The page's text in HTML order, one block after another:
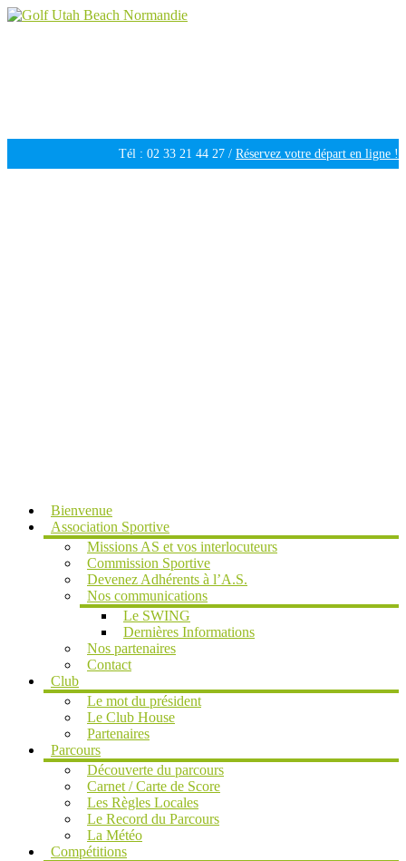
Tél : 02 33 21 44 27 / Réservez votre départ en ligne !
Bienvenue
Association Sportive
Missions AS et vos interlocuteurs
Commission Sportive
Devenez Adhérents à l’A.S.
Nos communications
Le SWING
Dernières Informations
Nos partenaires
Contact
Club
Le mot du président
Le Club House
Partenaires
Parcours
Découverte du parcours
Carnet / Carte de Score
Les Règles Locales
Le Record du Parcours
La Météo
Compétitions